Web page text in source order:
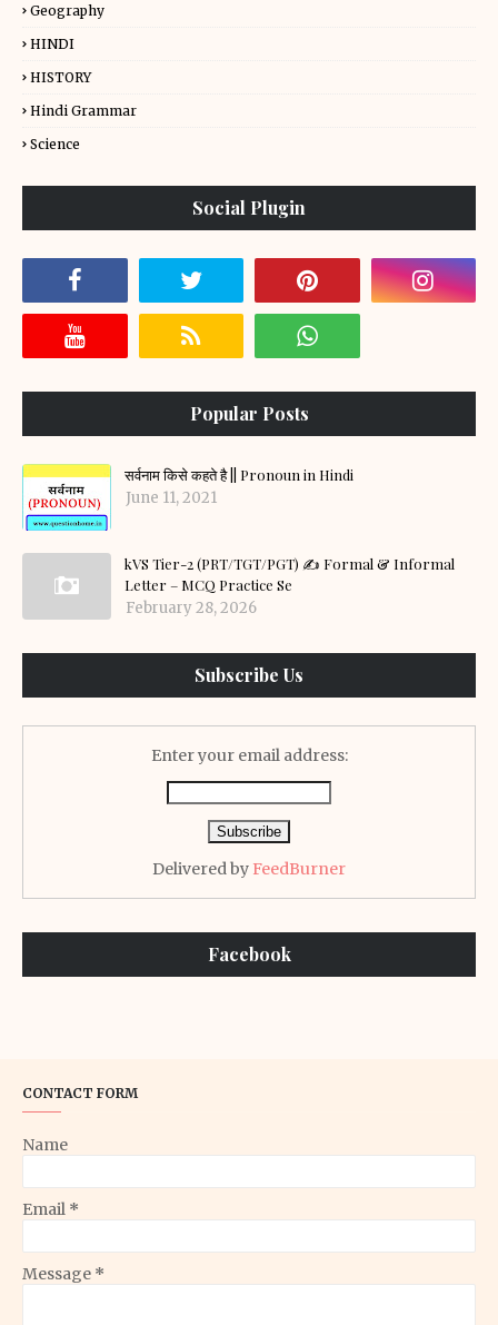
Geography
HINDI
HISTORY
Hindi Grammar
Science
Social Plugin
Popular Posts
सर्वनाम किसे कहते है || Pronoun in Hindi
June 11, 2021
kVS Tier-2 (PRT/TGT/PGT) ✍️ Formal & Informal
Letter – MCQ Practice Se
February 28, 2026
Subscribe Us
Enter your email address:
Delivered by FeedBurner
Facebook
CONTACT FORM
Name
Email *
Message *